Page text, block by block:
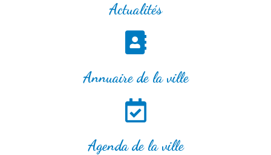
Actualités
Annuaire de la ville
Agenda de la ville